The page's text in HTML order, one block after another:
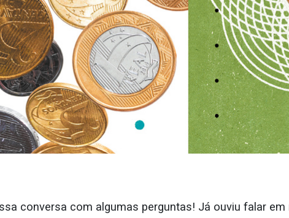
conversa com algumas perguntas! Já ouviu falar